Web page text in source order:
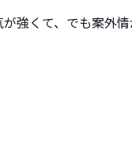
強くて、でも案外